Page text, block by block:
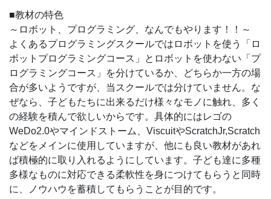
■教材の特色
～ロボット、プログラミング、なんでもやります！！～
よくあるプログラミングスクールではロボットを使う「ロ
ボットプログラミングコース」とロボットを使わない「プ
ログラミングコース」を分けているか、どちらか一方の場
合が多いようですが、当スクールでは分けていません。な
ぜなら、子どもたちに出来るだけ様々なモノに触れ、多く
の経験を積んで欲しいからです。具体的にはレゴの
WeDo2.0やマインドストーム、ViscuitやScratchJr,Scratch
などをメインに使用していますが、他にも良い教材があれ
ば積極的に取り入れるようにしています。子ども達に多種
多様なものに対応できる柔軟性を身につけてもらうと同時
に、ノウハウを蓄積してもらうことが目的です。